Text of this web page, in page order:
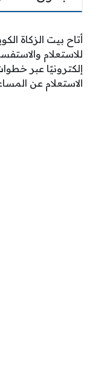
أتاح بيت الزكاة
للاستعلام
إلكترونيًا عبر
الاستعلام عن